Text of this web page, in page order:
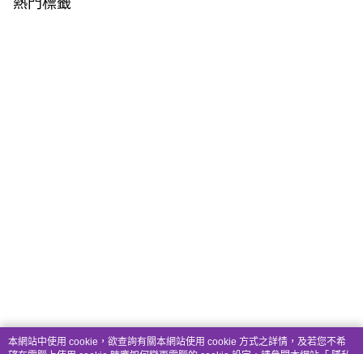
熱門標籤
本網站中使用 cookie，欲查詢有關本網站使用 cookie 方式之詳情，及若您不希